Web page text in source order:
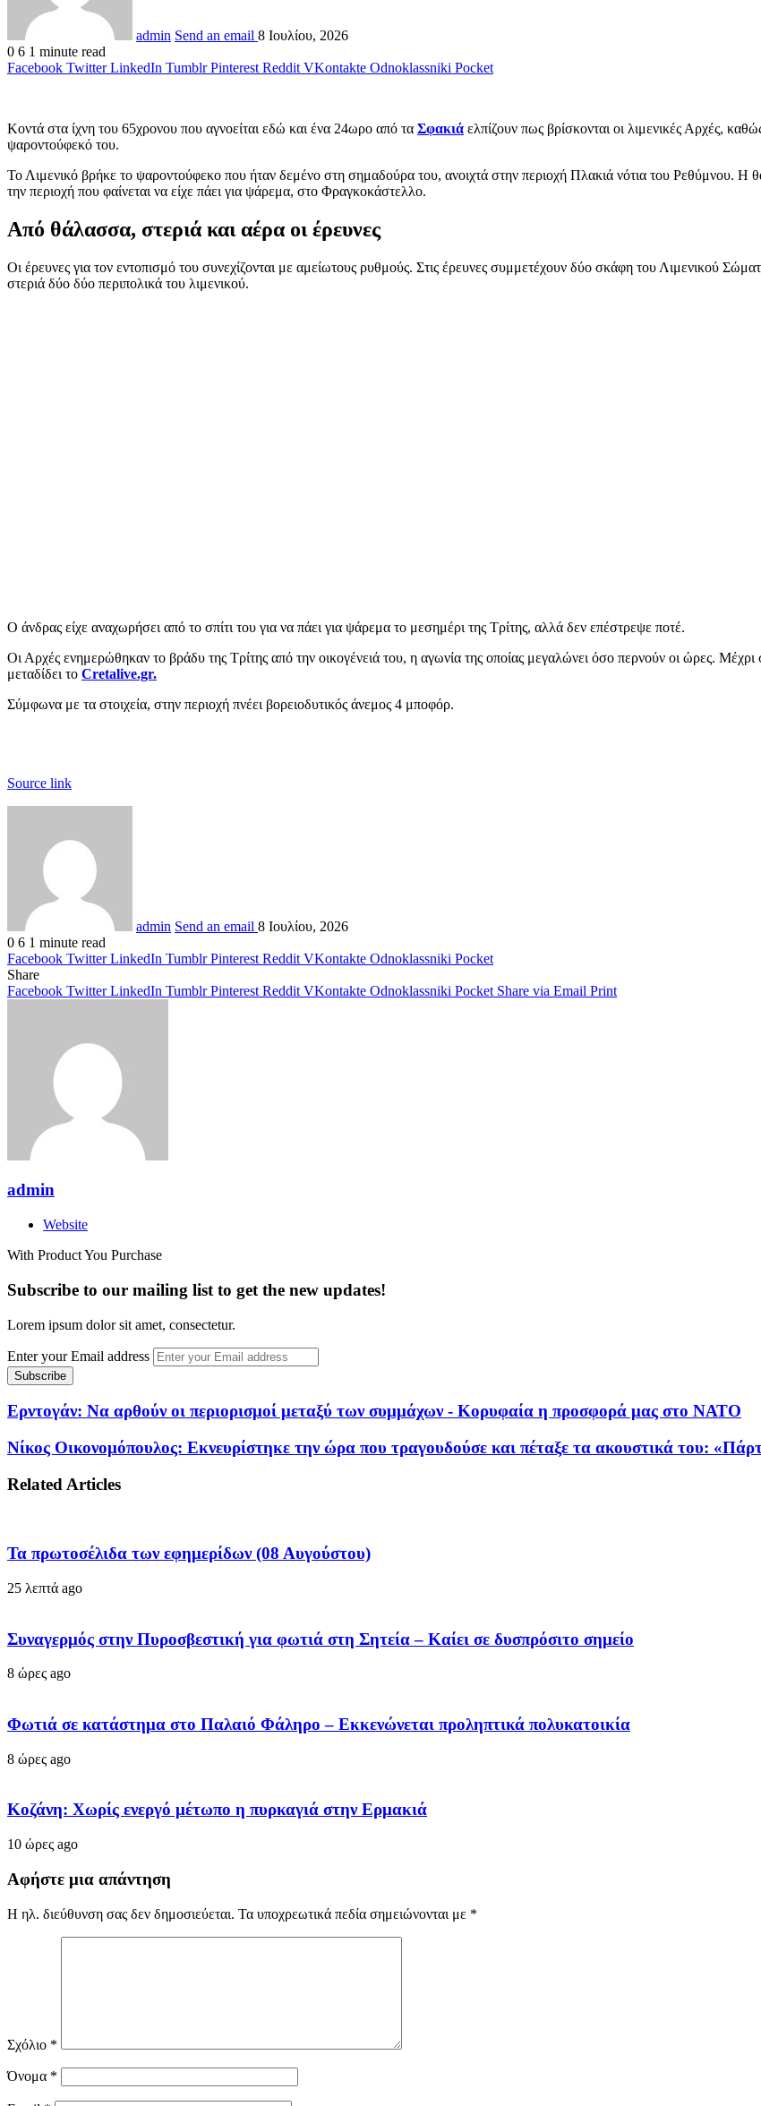
admin Send an email 8 Ιουλίου, 2026
0 6 1 minute read
Facebook Twitter LinkedIn Tumblr Pinterest Reddit VKontakte Odnoklassniki Pocket
Κοντά στα ίχνη του 65χρονου που αγνοείται εδώ και ένα 24ωρο από τα Σφακιά ελπίζουν πως βρίσκονται οι λιμενικές Αρχές,
ψαροντούφεκό του.
Το Λιμενικό βρήκε το ψαροντούφεκο που ήταν δεμένο στη σημαδούρα του, ανοιχτά στην περιοχή Πλακιά νότια του Ρεθύμνου.
την περιοχή που φαίνεται να είχε πάει για ψάρεμα, στο Φραγκοκάστελλο.
Από θάλασσα, στεριά και αέρα οι έρευνες
Οι έρευνες για τον εντοπισμό του συνεχίζονται με αμείωτους ρυθμούς. Στις έρευνες συμμετέχουν δύο σκάφη του Λιμενικού
στεριά δύο δύο περιπολικά του λιμενικού.
Ο άνδρας είχε αναχωρήσει από το σπίτι του για να πάει για ψάρεμα το μεσημέρι της Τρίτης, αλλά δεν επέστρεψε ποτέ.
Οι Αρχές ενημερώθηκαν το βράδυ της Τρίτης από την οικογένειά του, η αγωνία της οποίας μεγαλώνει όσο περνούν οι ώρες.
μεταδίδει το Cretalive.gr.
Σύμφωνα με τα στοιχεία, στην περιοχή πνέει βορειοδυτικός άνεμος 4 μποφόρ.
Source link
admin Send an email 8 Ιουλίου, 2026
0 6 1 minute read
Facebook Twitter LinkedIn Tumblr Pinterest Reddit VKontakte Odnoklassniki Pocket
Share
Facebook Twitter LinkedIn Tumblr Pinterest Reddit VKontakte Odnoklassniki Pocket Share via Email Print
admin
Website
With Product You Purchase
Subscribe to our mailing list to get the new updates!
Lorem ipsum dolor sit amet, consectetur.
Enter your Email address
Ερντογάν: Να αρθούν οι περιορισμοί μεταξύ των συμμάχων - Κορυφαία η προσφορά μας στο ΝΑΤΟ
Νίκος Οικονομόπουλος: Εκνευρίστηκε την ώρα που τραγουδούσε και πέταξε τα ακουστικά του:
Related Articles
Τα πρωτοσέλιδα των εφημερίδων (08 Αυγούστου)
25 λεπτά ago
Συναγερμός στην Πυροσβεστική για φωτιά στη Σητεία – Καίει σε δυσπρόσιτο σημείο
8 ώρες ago
Φωτιά σε κατάστημα στο Παλαιό Φάληρο – Εκκενώνεται προληπτικά πολυκατοικία
8 ώρες ago
Κοζάνη: Χωρίς ενεργό μέτωπο η πυρκαγιά στην Ερμακιά
10 ώρες ago
Αφήστε μια απάντηση
Η ηλ. διεύθυνση σας δεν δημοσιεύεται. Τα υποχρεωτικά πεδία σημειώνονται με *
Σχόλιο *
Όνομα *